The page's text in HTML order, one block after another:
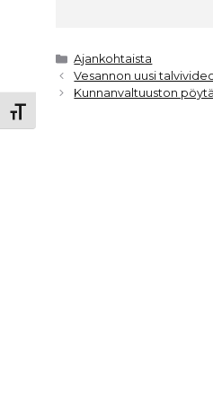
Toggle Font size
e
b
t
e A
Kategoriat
Ajankohtaista
Vesannon uusi
Kunnanvaltuuston